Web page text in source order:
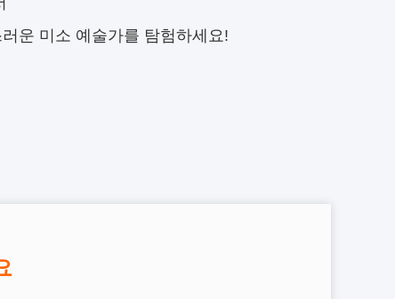
운 미소 예술가를 탐험하세요!